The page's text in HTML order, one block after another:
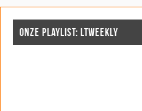
ONZE PLAYLIST: LTWEEKLY